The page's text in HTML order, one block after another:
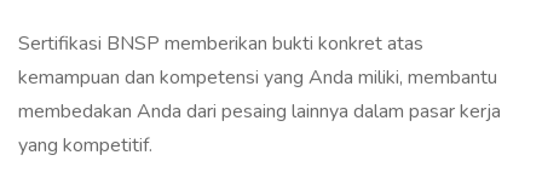
Sertifikasi BNSP memberikan bukti konkret atas
kemampuan dan kompetensi yang Anda miliki, membantu
membedakan Anda dari pesaing lainnya dalam pasar kerja
yang kompetitif.